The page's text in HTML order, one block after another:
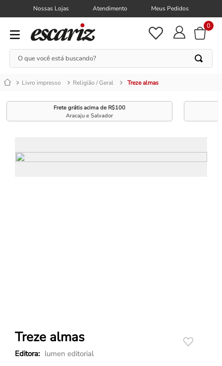
Nossas Lojas Atendimento Meus Pedidos
0
O que você está buscando?
Livro impresso Religião / Geral Treze almas
Frete grátis acima de R$100
Aracaju e Salvador
Treze almas
lumen editorial